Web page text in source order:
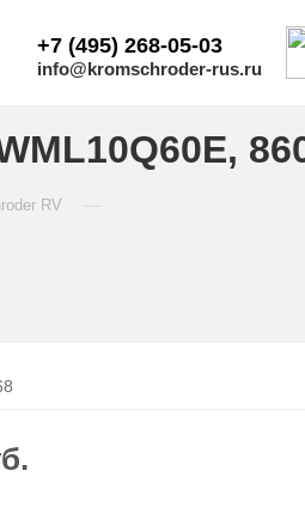
+7 (495) 268-05-03
info@kromschroder-rus.ru
RV